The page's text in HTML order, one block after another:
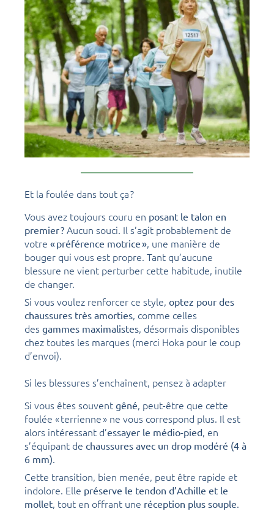
Et la foulée dans tout ça ?
Vous avez toujours couru en posant le talon en
premier ? Aucun souci. Il s’agit probablement de
votre « préférence motrice », une manière de
bouger qui vous est propre. Tant qu’aucune
blessure ne vient perturber cette habitude, inutile
de changer.
Si vous voulez renforcer ce style, optez pour des
chaussures très amorties, comme celles
des gammes maximalistes, désormais disponibles
chez toutes les marques (merci Hoka pour le coup
d’envoi).
Si les blessures s’enchaînent, pensez à adapter
Si vous êtes souvent gêné, peut-être que cette
foulée « terrienne » ne vous correspond plus. Il est
alors intéressant d’essayer le médio-pied, en
s’équipant de chaussures avec un drop modéré (4 à
6 mm).
Cette transition, bien menée, peut être rapide et
indolore. Elle préserve le tendon d’Achille et le
mollet, tout en offrant une réception plus souple.